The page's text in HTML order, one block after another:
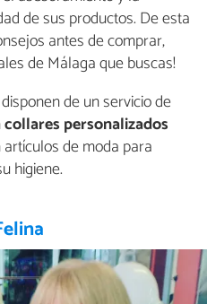
de sus productos. De esta
antes de comprar,
de Málaga que buscas!
de un servicio de
collares personalizados
de moda para
higiene.